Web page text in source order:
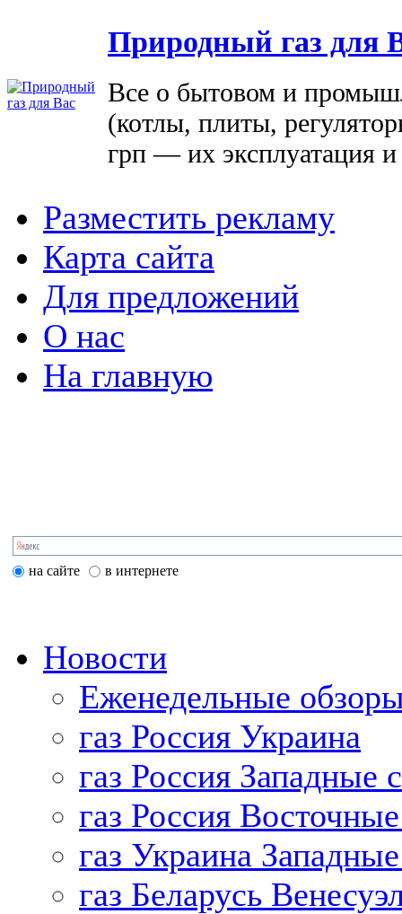
Природный газ для
Все о бытовом и
(котлы, плиты,
грп — их эксплуатация
Разместить рекламу
Карта сайта
Для предложений
О нас
На главную
на сайте в интернете
Новости
Еженедельные
газ Россия Украина
газ Россия Западные
газ Россия
газ Украина
газ Беларусь